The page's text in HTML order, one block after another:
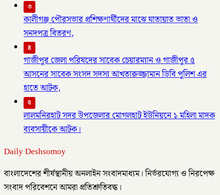
৩
কালীগঞ্জ পৌরসভার প্রশিক্ষণার্থীদের মাঝে যাতায়াত ভাতা ও
সনদপত্র বিতরণ,
৪
গাজীপুর জেলা পরিষদের সাবেক চেয়ারম্যান ও গাজীপুর ৫
আসনের সাবেক সংসদ সদস্য আখতারুজ্জামান ডিবি পুলিশ এর
হাতে আটক,
৫
লালমনিরহাট সদর উপজেলার মোগলহাট ইউনিয়নে ১ মহিলা মাদক
ব্যবসায়ীকে আটক।
Daily Deshsomoy
বাংলাদেশের শীর্ষস্থানীয় অনলাইন সংবাদমাধ্যম। নির্ভরযোগ্য ও নিরপেক্ষ
সংবাদ পরিবেশনে আমরা প্রতিশ্রুতিবদ্ধ।